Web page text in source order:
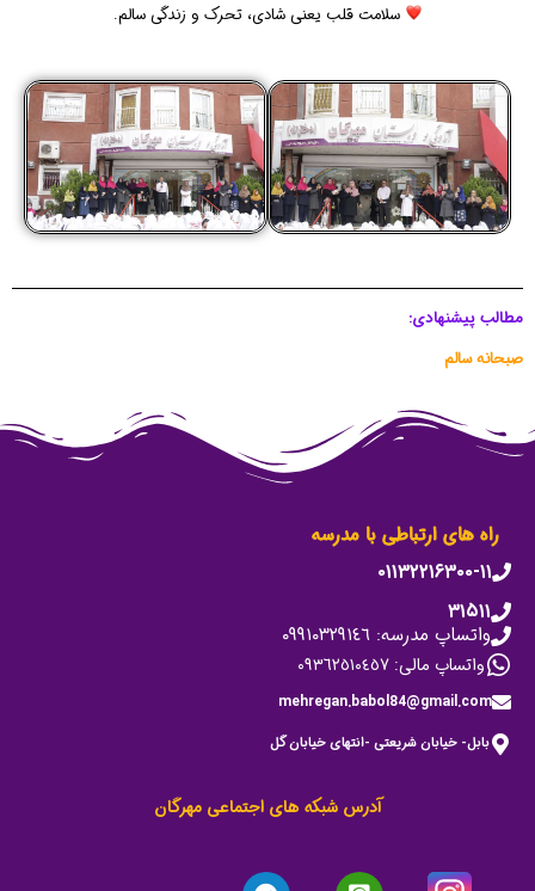
سلامت قلب یعنی شادی، تحرک و زندگی سالم.
مطالب پیشنهادی:
صبحانه سالم
راه های ارتباطی با مدرسه
۰۱۱۳۲۲۱۶۳۰۰-۱۱
۳۱۵۱۱
واتساپ مدرسه: ٠٩٩١٠٣٢٩١٤٦
واتساپ مالی: ٠٩٣٦٢٥١٠٤٥٧
mehregan.babol84@gmail.com
بابل- خیابان شریعتی -انتهای خیابان گل
آدرس شبکه های اجتماعی مهرگان